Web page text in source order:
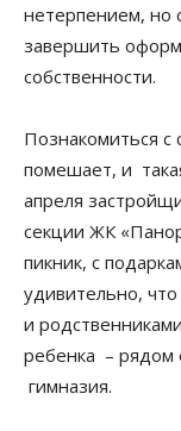
нетерпением, но
завершить
собственности.
Познакомиться
помешает, и
апреля
секции ЖК
пикник, с
удивительно,
и
ребенка – рядом
гимназия.